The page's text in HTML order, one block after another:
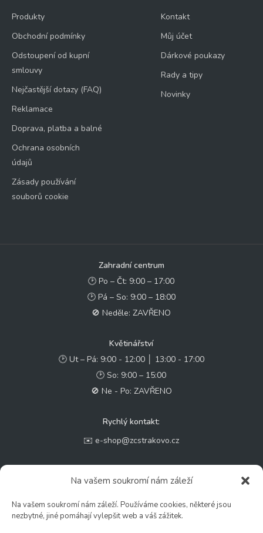
Na vašem soukromí nám záleží
Na vašem soukromí nám záleží. Používáme cookies, některé jsou
nezbytné, jiné pomáhají vylepšit web a váš zážitek.
Produkty
Obchodní podmínky
Odstoupení od kupní
smlouvy
Nejčastější dotazy (FAQ)
Reklamace
Doprava, platba a balné
Ochrana osobních
údajů
Zásady používání
souborů cookie
Kontakt
Můj účet
Dárkové poukazy
Rady a tipy
Novinky
Zahradní centrum
🕑 Po – Čt: 9:00 – 17:00
🕑 Pá – So: 9:00 – 18:00
🚫 Neděle: ZAVŘENO
Květinářství
🕑 Ut – Pá: 9:00 - 12:00 │ 13:00 - 17:00
🕑 So: 9:00 – 15:00
🚫 Ne - Po: ZAVŘENO
Rychlý kontakt:
✉️ e-shop@zcstrakovo.cz